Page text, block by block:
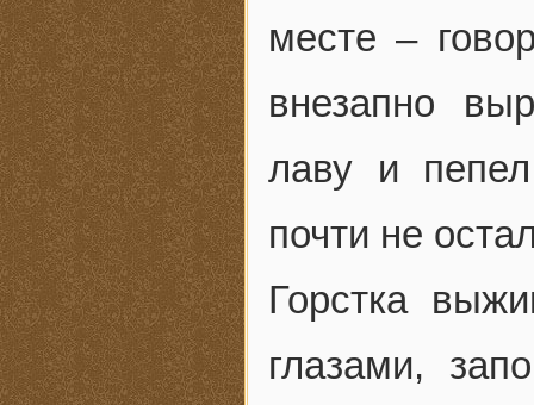
месте –
внезапно
лаву и
почти не
Горстка
глазами,